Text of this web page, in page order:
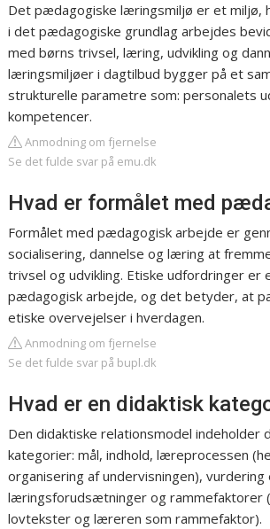
Det pædagogiske læringsmiljø er et miljø,
i det pædagogiske grundlag arbejdes
med børns trivsel, læring, udvikling og
læringsmiljøer i dagtilbud bygger på et
strukturelle parametre som: personalets
kompetencer.
Anmodning om fjernelse
Se det fulde svar på emu.dk
Hvad er formålet med
Formålet med pædagogisk arbejde er
socialisering, dannelse og læring at
trivsel og udvikling. Etiske udfordringer er
pædagogisk arbejde, og det betyder, at
etiske overvejelser i hverdagen.
Anmodning om fjernelse
Se det fulde svar på bupl.dk
Hvad er en didaktisk
Den didaktiske relationsmodel indeholder
kategorier: mål, indhold, læreprocessen
organisering af undervisningen), vurdering
læringsforudsætninger og rammefaktorer
lovtekster og læreren som rammefaktor).